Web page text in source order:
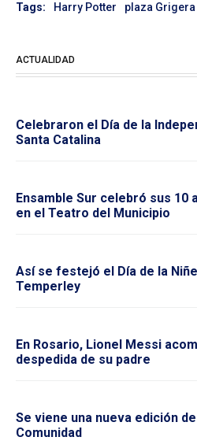
Tags: Harry Potter plaza Grigera
ACTUALIDAD
Celebraron el Día de la
Santa Catalina
Ensamble Sur celebró sus 10
en el Teatro del Municipio
Así se festejó el Día de la
Temperley
En Rosario, Lionel Messi
despedida de su padre
Se viene una nueva edición
Comunidad